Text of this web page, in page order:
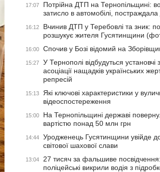
17:07
Потрійна ДТП на Тернопільщині:
затисло в автомобілі,
16:12
Вчинив ДТП у Теребовлі та зник:
розшукує жителя Гусятинщини
16:00 Спочив у Бозі відомий на
15:27
У Тернополі відбудуться установчі
асоціації нащадків українських
репресій
15:13
Які ключові характеристики у
відеоспостереження
15:00
На Тернопільщині державі
вартістю понад 50 млн грн
14:44
Уродженець Гусятинщини увійде
світової шахової слави
13:04
27 тисяч за фальшиве
поліцейські викрили водія з